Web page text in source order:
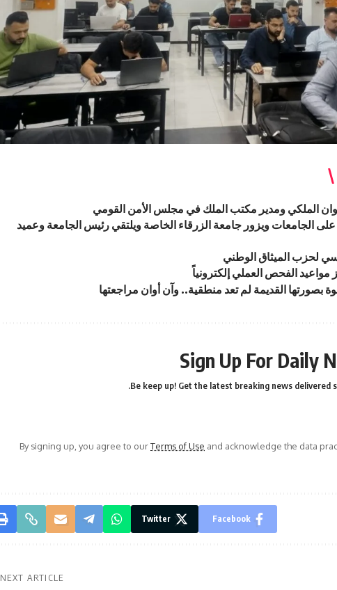
الملكي ومدير مكتب الملك في مجلس الأمن القومي
الجامعات ويزور جامعة الزرقاء الخاصة ويلتقي رئيس الجامعة وعميد
لحزب الميثاق الوطني
الفحص العملي إلكترونياً
بصورتها القديمة لم تعد منطقية.. وآن أوان مراجعتها
Sign Up For Daily
Be keep up! Get the latest breaking news delivered
By signing up, you agree to ourTerms of Use and acknowledge the data
Facebook
Twitter
NEXT ARTICLE